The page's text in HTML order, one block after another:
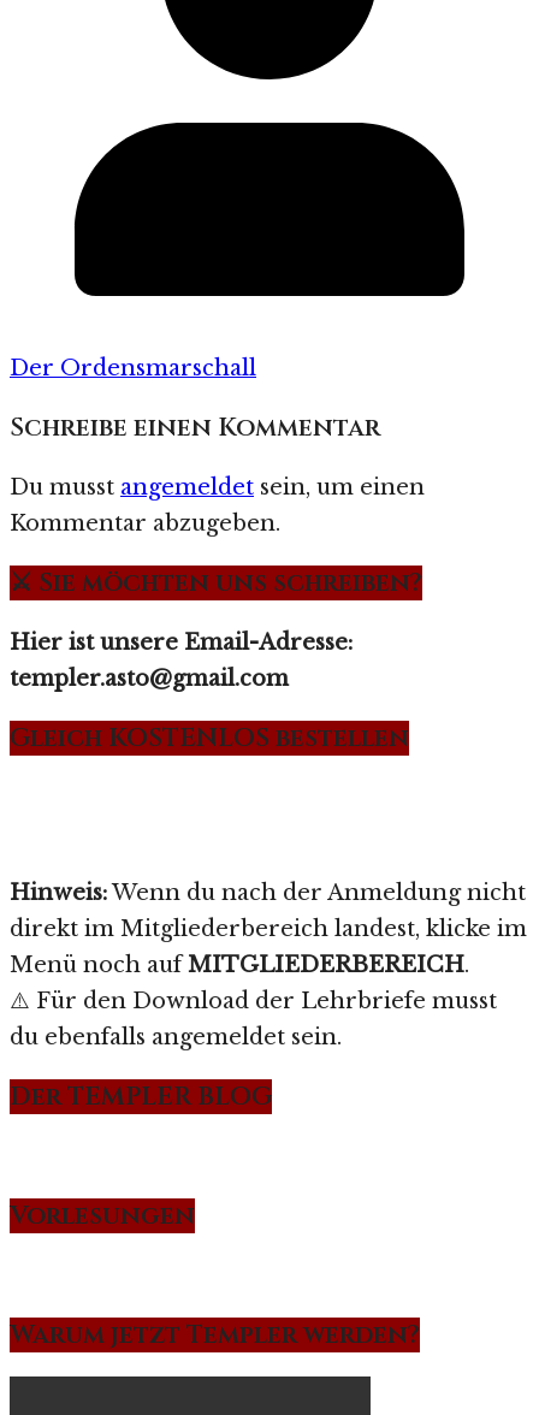
Der Ordensmarschall
Schreibe einen Kommentar
Du musst angemeldet sein, um einen
Kommentar abzugeben.
⚔️ Sie möchten uns schreiben?
Hier ist unsere Email-Adresse:
templer.asto@gmail.com
Gleich KOSTENLOS bestellen
Hinweis:Wenn du nach der Anmeldung nicht
direkt im Mitgliederbereich landest, klicke im
Menü noch aufMITGLIEDERBEREICH.
⚠️ Für den Download der Lehrbriefe musst
du ebenfalls angemeldet sein.
Der TEMPLER BLOG
Vorlesungen
Warum jetzt Templer werden?